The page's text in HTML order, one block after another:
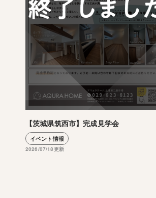
【茨城県筑西市】完成見学会
イベント情報
2026/07/18更新